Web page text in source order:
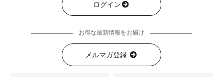
ログイン
お得な最新情報をお届け
メルマガ登録